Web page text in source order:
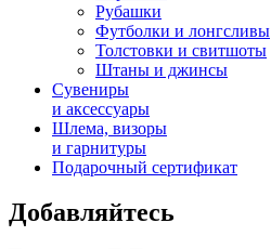
Рубашки
Футболки и лонгсливы
Толстовки и свитшоты
Штаны и джинсы
Сувениры
и аксессуары
Шлема, визоры
и гарнитуры
Подарочный сертификат
Добавляйтесь